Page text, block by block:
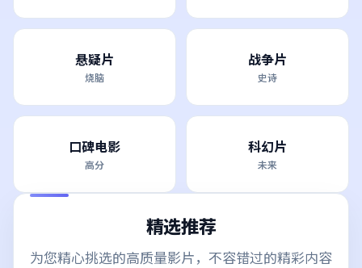
悬疑片
烧脑
战争片
史诗
口碑电影
高分
科幻片
未来
精选推荐
为您精心挑选的高质量影片，不容错过的精彩内容